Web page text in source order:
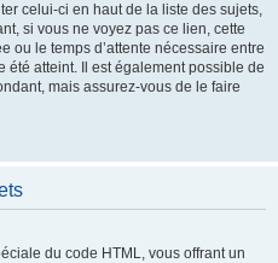
celui-ci en haut de la liste des sujets,
si vous ne voyez pas ce lien, cette
ou le temps d’attente nécessaire entre
été atteint. Il est également possible de
mais assurez-vous de le faire
du code HTML, vous offrant un